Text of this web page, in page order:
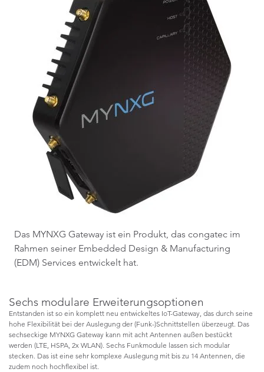
Das MYNXG Gateway ist ein Produkt, das congatec im
Rahmen seiner Embedded Design & Manufacturing
(EDM) Services entwickelt hat.
Sechs modulare Erweiterungsoptionen
Entstanden ist so ein komplett neu entwickeltes IoT-Gateway, das durch seine
hohe Flexibilität bei der Auslegung der (Funk-)Schnittstellen überzeugt. Das
sechseckige MYNXG Gateway kann mit acht Antennen außen bestückt
werden (LTE, HSPA, 2x WLAN). Sechs Funkmodule lassen sich modular
stecken. Das ist eine sehr komplexe Auslegung mit bis zu 14 Antennen, die
zudem noch hochflexibel ist.